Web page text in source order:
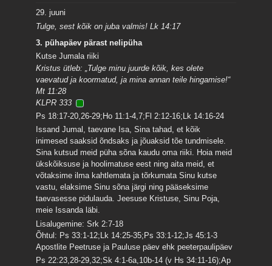
29. juuni
Tulge, sest kõik on juba valmis! Lk 14:17
3. pühapäev pärast nelipüha
Kutse Jumala riiki
Kristus ütleb: „Tulge minu juurde kõik, kes olete
vaevatud ja koormatud, ja mina annan teile hingamise!“
Mt 11:28
KLPR 333
Ps 18:17-20,26-29;Ho 11:1-4,7;Fl 2:12-16;Lk 14:16-24
Issand Jumal, taevane Isa, Sina tahad, et kõik
inimesed saaksid õndsaks ja jõuaksid tõe tundmisele.
Sina kutsud meid püha sõna kaudu oma riiki. Hoia meid
ükskõiksuse ja hoolimatuse eest ning aita meid, et
võtaksime ilma kahtlemata ja tõrkumata Sinu kutse
vastu, elaksime Sinu sõna järgi ning pääseksime
taevasesse pidulauda. Jeesuse Kristuse, Sinu Poja,
meie Issanda läbi.
Lisalugemine: Srk 2:7-18
Õhtul: Ps 33:1-12;Lk 14:25-35;Ps 33:1-12;Js 45:1-3
Apostlite Peetruse ja Pauluse päev ehk peeterpaulipäev
Ps 22:23,28-29,32;Sk 4:1-6a,10b-14 (v Hs 34:11-16);Ap